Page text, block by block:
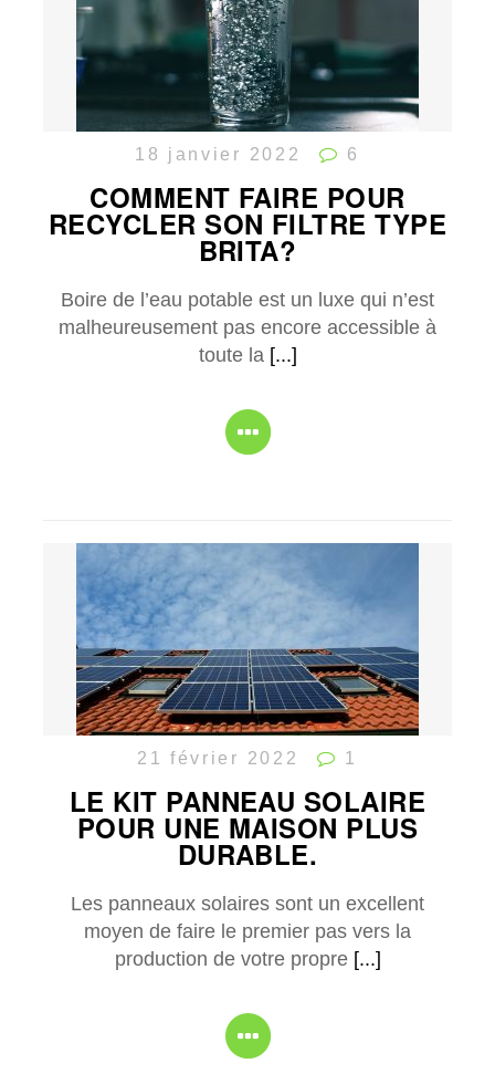
18 janvier 2022 6
COMMENT FAIRE POUR
RECYCLER SON FILTRE TYPE
BRITA?
Boire de l’eau potable est un luxe qui n’est
malheureusement pas encore accessible à
toute la [...]
21 février 2022 1
LE KIT PANNEAU SOLAIRE
POUR UNE MAISON PLUS
DURABLE.
Les panneaux solaires sont un excellent
moyen de faire le premier pas vers la
production de votre propre [...]